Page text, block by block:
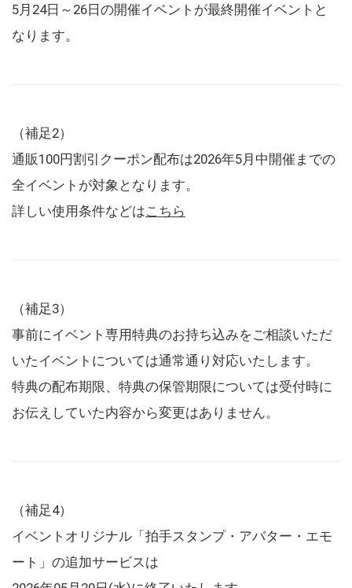
5月24日～26日の開催イベントが最終開催イベントと
なります。
（補足2）
通販100円割引クーポン配布は2026年5月中開催までの
全イベントが対象となります。
詳しい使用条件などはこちら
（補足3）
事前にイベント専用特典のお持ち込みをご相談いただ
いたイベントについては通常通り対応いたします。
特典の配布期限、特典の保管期限については受付時に
お伝えしていた内容から変更はありません。
（補足4）
イベントオリジナル「拍手スタンプ・アバター・エモ
ート」の追加サービスは